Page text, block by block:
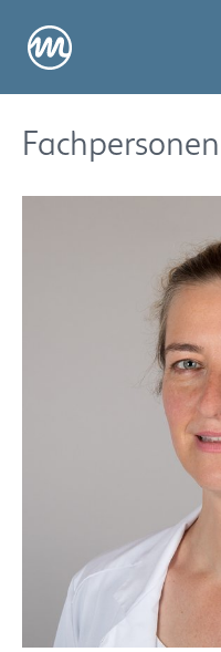
Fachpersonen